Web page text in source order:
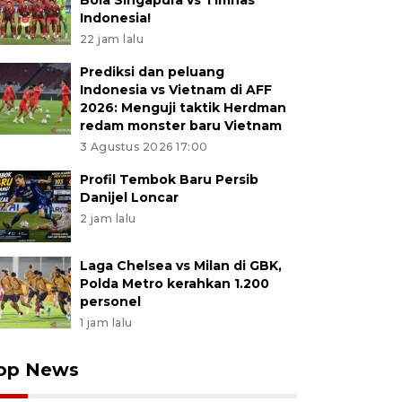
Indonesia!
22 jam lalu
Prediksi dan peluang
Indonesia vs Vietnam di AFF
2026: Menguji taktik Herdman
redam monster baru Vietnam
3 Agustus 2026 17:00
Profil Tembok Baru Persib
Danijel Loncar
2 jam lalu
Laga Chelsea vs Milan di GBK,
Polda Metro kerahkan 1.200
personel
1 jam lalu
News